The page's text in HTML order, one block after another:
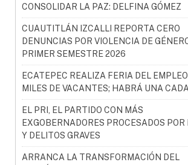
CONSOLIDAR LA PAZ: DELFINA GÓMEZ
CUAUTITLÁN IZCALLI REPORTA CERO
DENUNCIAS POR VIOLENCIA DE
PRIMER SEMESTRE 2026
ECATEPEC REALIZA FERIA DEL
MILES DE VACANTES; HABRÁ UNA
EL PRI, EL PARTIDO CON MÁS
EXGOBERNADORES PROCESADOS POR
Y DELITOS GRAVES
ARRANCA LA TRANSFORMACIÓN DEL